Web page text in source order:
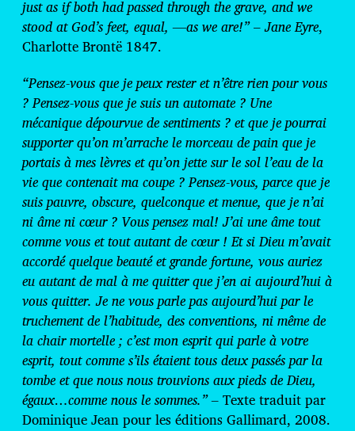
just as if both had passed through the grave, and we
stood at God’s feet, equal, —as we are!”–Jane Eyre,
Charlotte Brontë 1847.
“Pensez-vous que je peux rester et n’être rien pour vous
? Pensez-vous que je suis un automate ? Une
mécanique dépourvue de sentiments ? et que je pourrai
supporter qu’on m’arrache le morceau de pain que je
portais à mes lèvres et qu’on jette sur le sol l’eau de la
vie que contenait ma coupe ? Pensez-vous, parce que je
suis pauvre, obscure, quelconque et menue, que je n’ai
ni âme ni cœur ? Vous pensez mal! J’ai une âme tout
comme vous et tout autant de cœur ! Et si Dieu m’avait
accordé quelque beauté et grande fortune, vous auriez
eu autant de mal à me quitter que j’en ai aujourd’hui à
vous quitter. Je ne vous parle pas aujourd’hui par le
truchement de l’habitude, des conventions, ni même de
la chair mortelle ; c’est mon esprit qui parle à votre
esprit, tout comme s’ils étaient tous deux passés par la
tombe et que nous nous trouvions aux pieds de Dieu,
égaux…comme nous le sommes.” –Texte traduit par
Dominique Jean pour les éditions Gallimard, 2008.